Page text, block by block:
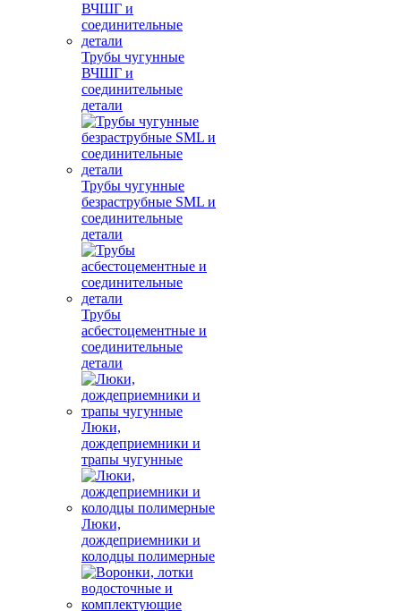
Трубы чугунные
ВЧШГ и
соединительные
детали
Трубы чугунные
безраструбные SML и
соединительные
детали
Трубы
асбестоцементные и
соединительные
детали
Люки,
дождеприемники и
трапы чугунные
Люки,
дождеприемники и
колодцы полимерные